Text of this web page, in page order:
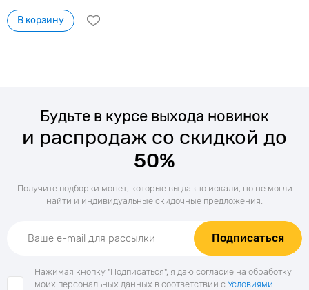
В корзину
Будьте в курсе выхода новинок
и распродаж со скидкой до
50%
Получите подборки монет, которые вы давно искали, но не могли
найти и индивидуальные скидочные предложения.
Подписаться
Нажимая кнопку "Подписаться", я даю согласие на обработку
моих персональных данных в соответствии с Условиями